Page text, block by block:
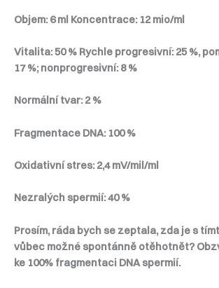
Objem: 6 ml Koncentrace: 12 mio/ml
Vitalita: 50 % Rychle progresivní: 25 %,
17 %; nonprogresivní: 8 %
Normální tvar: 2 %
Fragmentace DNA: 100 %
Oxidativní stres: 2,4 mV/mil/ml
Nezralých spermií: 40 %
Prosím, ráda bych se zeptala, zda je s
vůbec možné spontánně otěhotnět?
ke 100% fragmentaci DNA spermií.